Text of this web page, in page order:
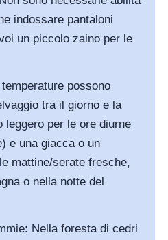
indossare pantaloni
un piccolo zaino per le
possono
tra il giorno e la
leggero per le ore diurne
e una giacca o un
mattine/serate fresche,
o nella notte del
Nella foresta di cedri